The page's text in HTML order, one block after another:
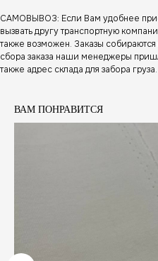
САМОВЫВОЗ: Если Вам удобнее
вызвать другу транспортную
также возможен. Заказы
сбора заказа наши менеджеры
также адрес склада для забора груза.
ВАМ ПОНРАВИТСЯ